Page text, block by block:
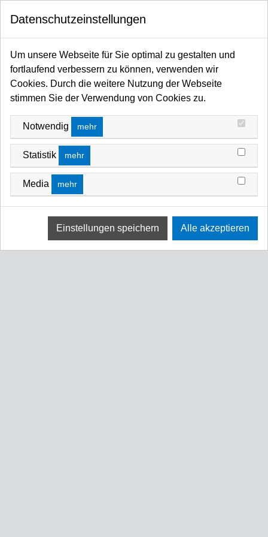
Startseite Filter / Farbfilter Farbfilter Rollen und Zuschnitte Violett-Bereich
VIOLETT-BEREICH
FILTERN NACH SORTIEREN NACH
Wir konnten keine Übereinstimmung für diese Filter
finden.
Bitte versuchen Sie eine andere Wahl.
FILTERN NACH
LEE_LENGTH
ROLL ROLL_25CM ROLL_50CM ROLL_100CM
PREIS
1 -€ - 1 €
Datenschutzeinstellungen
Um unsere Webseite für Sie optimal zu gestalten und
fortlaufend verbessern zu können, verwenden wir
Cookies. Durch die weitere Nutzung der Webseite
stimmen Sie der Verwendung von Cookies zu.
Notwendig mehr
Statistik mehr
Media mehr